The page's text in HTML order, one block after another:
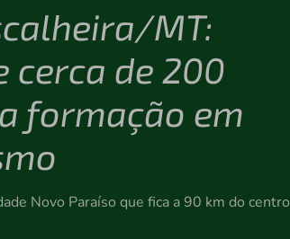
MT:
cerca de 200
formação em
Novo Paraíso que fica a 90 km do centro